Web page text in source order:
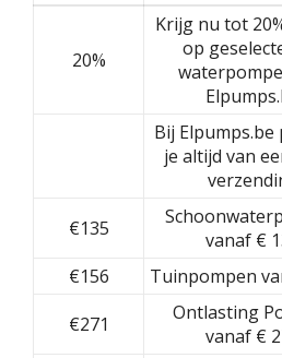
20%
Krijg nu tot
op
Bij
je altijd van
€135
vanaf €
€156
Tuinpompen
€271
Ontlasting
vanaf €